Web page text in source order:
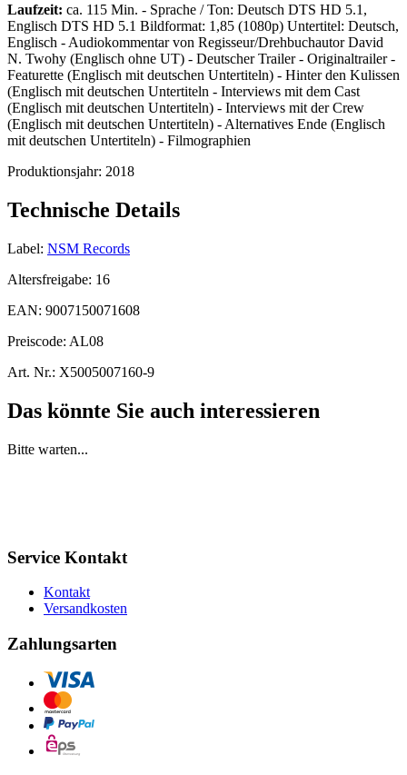
Laufzeit: ca. 115 Min. - Sprache / Ton: Deutsch DTS HD 5.1,
Englisch DTS HD 5.1 Bildformat: 1,85 (1080p) Untertitel: Deutsch,
Englisch - Audiokommentar von Regisseur/Drehbuchautor David
N. Twohy (Englisch ohne UT) - Deutscher Trailer - Originaltrailer -
Featurette (Englisch mit deutschen Untertiteln) - Hinter den Kulissen
(Englisch mit deutschen Untertiteln - Interviews mit dem Cast
(Englisch mit deutschen Untertiteln) - Interviews mit der Crew
(Englisch mit deutschen Untertiteln) - Alternatives Ende (Englisch
mit deutschen Untertiteln) - Filmographien
Produktionsjahr: 2018
Technische Details
Label: NSM Records
Altersfreigabe: 16
EAN: 9007150071608
Preiscode: AL08
Art. Nr.: X5005007160-9
Das könnte Sie auch interessieren
Bitte warten...
Service Kontakt
Kontakt
Versandkosten
Zahlungsarten